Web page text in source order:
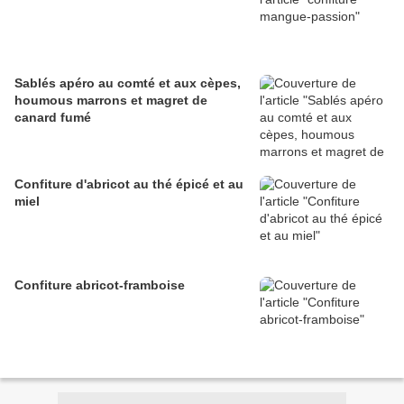
Sablés apéro au comté et aux cèpes,
houmous marrons et magret de
canard fumé
Confiture d'abricot au thé épicé et au
miel
Confiture abricot-framboise